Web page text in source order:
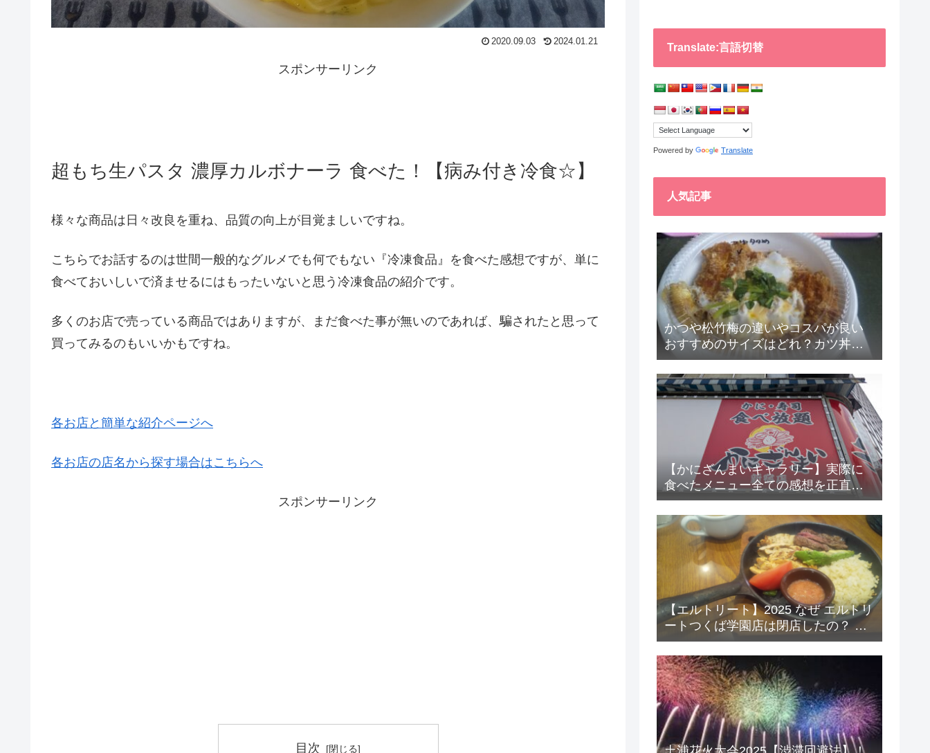
2020.09.03 2024.01.21
スポンサーリンク
超もち生パスタ 濃厚カルボナーラ 食べた！【病み付き冷食☆】
様々な商品は日々改良を重ね、品質の向上が目覚ましいですね。
こちらでお話するのは世間一般的なグルメでも何でもない『冷凍食品』を食べた感想ですが、単に
食べておいしいで済ませるにはもったいないと思う冷凍食品の紹介です。
多くのお店で売っている商品ではありますが、まだ食べた事が無いのであれば、騙されたと思って
買ってみるのもいいかもですね。
各お店と簡単な紹介ページへ
各お店の店名から探す場合はこちらへ
スポンサーリンク
目次
Translate:言語切替
Powered by Translate
人気記事
かつや松竹梅の違いやコスパが良い
おすすめのサイズはどれ？カツ丼の
大きさは？
【かにざんまいギャラリー】実際に
食べたメニュー全ての感想を正直言
います☆
【エルトリート】2025 なぜ エルトリ
ートつくば学園店は閉店したの？ 考
察と店舗感想